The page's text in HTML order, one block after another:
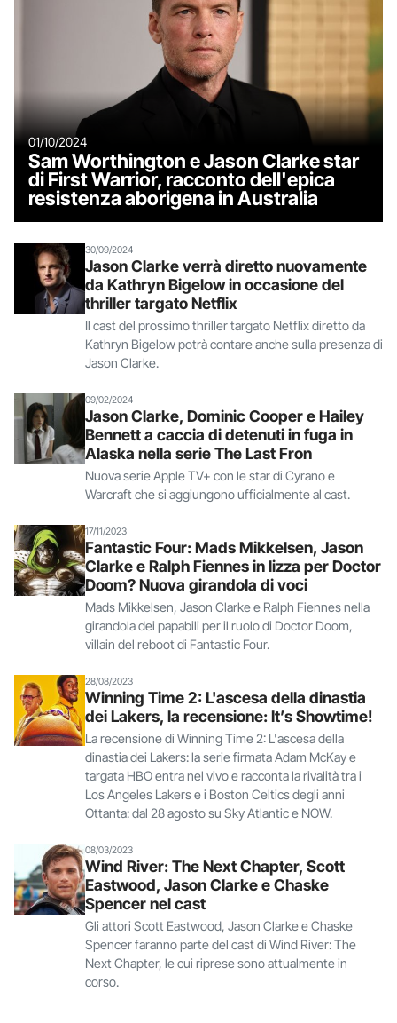
01/10/2024
Sam Worthington e Jason Clarke star
di First Warrior, racconto dell'epica
resistenza aborigena in Australia
30/09/2024
Jason Clarke verrà diretto nuovamente
da Kathryn Bigelow in occasione del
thriller targato Netflix
Il cast del prossimo thriller targato Netflix diretto da
Kathryn Bigelow potrà contare anche sulla presenza di
Jason Clarke.
09/02/2024
Jason Clarke, Dominic Cooper e Hailey
Bennett a caccia di detenuti in fuga in
Alaska nella serie The Last Fron
Nuova serie Apple TV+ con le star di Cyrano e
Warcraft che si aggiungono ufficialmente al cast.
17/11/2023
Fantastic Four: Mads Mikkelsen, Jason
Clarke e Ralph Fiennes in lizza per Doctor
Doom? Nuova girandola di voci
Mads Mikkelsen, Jason Clarke e Ralph Fiennes nella
girandola dei papabili per il ruolo di Doctor Doom,
villain del reboot di Fantastic Four.
28/08/2023
Winning Time 2: L'ascesa della dinastia
dei Lakers, la recensione: It’s Showtime!
La recensione di Winning Time 2: L'ascesa della
dinastia dei Lakers: la serie firmata Adam McKay e
targata HBO entra nel vivo e racconta la rivalità tra i
Los Angeles Lakers e i Boston Celtics degli anni
Ottanta: dal 28 agosto su Sky Atlantic e NOW.
08/03/2023
Wind River: The Next Chapter, Scott
Eastwood, Jason Clarke e Chaske
Spencer nel cast
Gli attori Scott Eastwood, Jason Clarke e Chaske
Spencer faranno parte del cast di Wind River: The
Next Chapter, le cui riprese sono attualmente in
corso.